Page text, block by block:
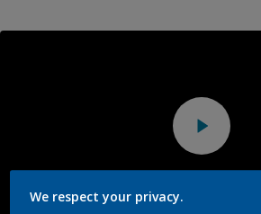
We respect your privacy.